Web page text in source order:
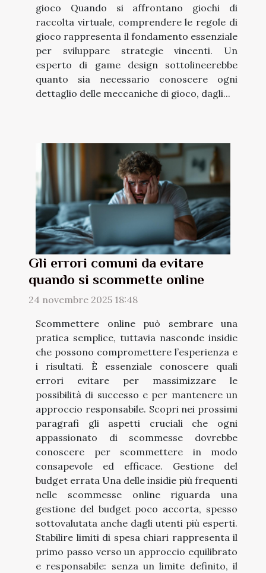
gioco Quando si affrontano giochi di
raccolta virtuale, comprendere le regole di
gioco rappresenta il fondamento essenziale
per sviluppare strategie vincenti. Un
esperto di game design sottolineerebbe
quanto sia necessario conoscere ogni
dettaglio delle meccaniche di gioco, dagli...
Gli errori comuni da evitare
quando si scommette online
24 novembre 2025 18:48
Scommettere online può sembrare una
pratica semplice, tuttavia nasconde insidie
che possono compromettere l’esperienza e
i risultati. È essenziale conoscere quali
errori evitare per massimizzare le
possibilità di successo e per mantenere un
approccio responsabile. Scopri nei prossimi
paragrafi gli aspetti cruciali che ogni
appassionato di scommesse dovrebbe
conoscere per scommettere in modo
consapevole ed efficace. Gestione del
budget errata Una delle insidie più frequenti
nelle scommesse online riguarda una
gestione del budget poco accorta, spesso
sottovalutata anche dagli utenti più esperti.
Stabilire limiti di spesa chiari rappresenta il
primo passo verso un approccio equilibrato
e responsabile: senza un limite definito, il